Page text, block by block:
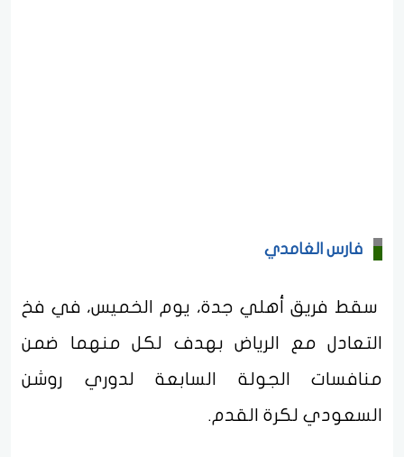
فارس الغامدي
سقط فريق أهلي جدة، يوم الخميس، في فخ
التعادل مع الرياض بهدف لكل منهما ضمن
منافسات الجولة السابعة لدوري روشن
السعودي لكرة القدم.